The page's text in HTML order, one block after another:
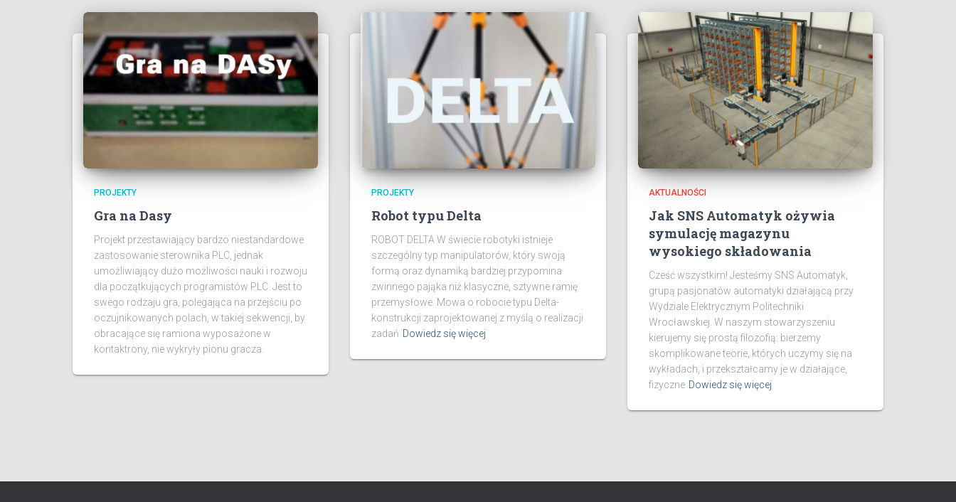
PROJEKTY
Gra na Dasy
Projekt przestawiający bardzo niestandardowe
zastosowanie sterownika PLC, jednak
umożliwiający dużo możliwości nauki i rozwoju
dla początkujących programistów PLC. Jest to
swego rodzaju gra, polegająca na przejściu po
oczujnikowanych polach, w takiej sekwencji, by
obracające się ramiona wyposażone w
kontaktrony, nie wykryły pionu gracza.
PROJEKTY
Robot typu Delta
ROBOT DELTA W świecie robotyki istnieje
szczególny typ manipulatorów, który swoją
formą oraz dynamiką bardziej przypomina
zwinnego pająka niż klasyczne, sztywne ramię
przemysłowe. Mowa o robocie typu Delta-
konstrukcji zaprojektowanej z myślą o realizacji
zadań Dowiedz się więcej
AKTUALNOŚCI
Jak SNS Automatyk ożywia
symulację magazynu
wysokiego składowania
Cześć wszystkim! Jesteśmy SNS Automatyk,
grupą pasjonatów automatyki działającą przy
Wydziale Elektrycznym Politechniki
Wrocławskiej. W naszym stowarzyszeniu
kierujemy się prostą filozofią: bierzemy
skomplikowane teorie, których uczymy się na
wykładach, i przekształcamy je w działające,
fizyczne Dowiedz się więcej